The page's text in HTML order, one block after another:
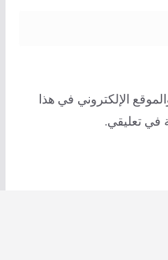
الإلكتروني في هذا
في تعليقي.